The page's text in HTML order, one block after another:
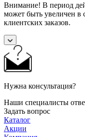
Внимание! В период
может быть увеличен в
клиентских заказов.
Нужна консультация?
Наши специалисты
Задать вопрос
Каталог
Акции